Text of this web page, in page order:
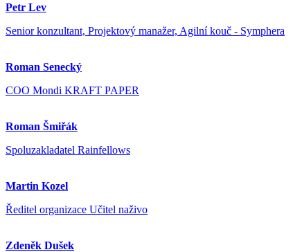
Petr Lev
Senior konzultant, Projektový manažer, Agilní kouč - Symphera
Roman Senecký
COO Mondi KRAFT PAPER
Roman Šmiřák
Spoluzakladatel Rainfellows
Martin Kozel
Ředitel organizace Učitel naživo
Zdeněk Dušek